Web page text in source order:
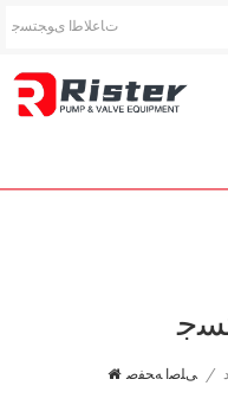
ﯽﻠﺻﺍ ﻪﺤﻔﺻ /